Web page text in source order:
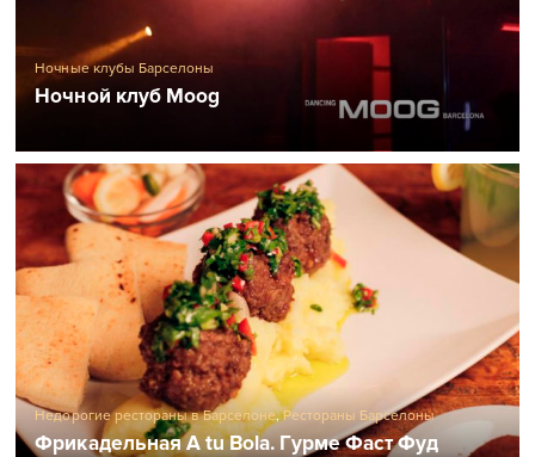
Ночные клубы Барселоны
Ночной клуб Moog
Недорогие рестораны в Барселоне,Рестораны Барселоны
Фрикадельная A tu Bola. Гурме Фаст Фуд